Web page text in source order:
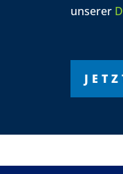
unserer
Bitte
lasse
Bitte
lasse
Feld
lasse
Feld